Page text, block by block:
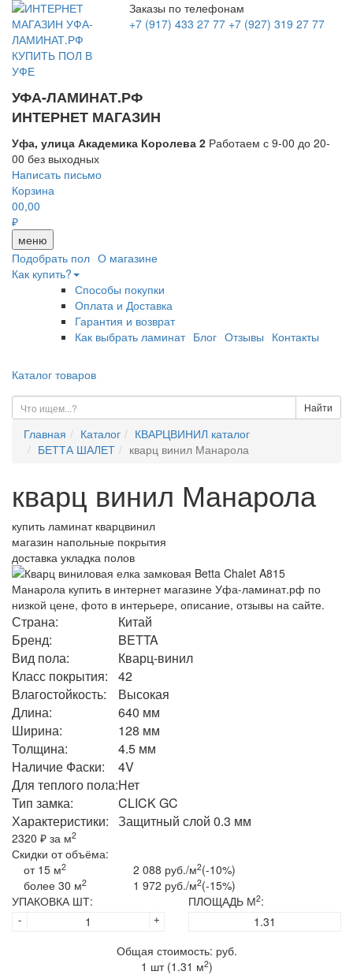
Заказы по телефонам
+7 (917) 433 27 77 +7 (927) 319 27 77
УФА-ЛАМИНАТ.РФ
ИНТЕРНЕТ МАГАЗИН
Уфа, улица Академика Королева 2 Работаем с 9-00 до 20-
00 без выходных
Написать письмо
Корзина
00,00
₽
меню
Подобрать пол О магазине
Как купить?
Способы покупки
Оплата и Доставка
Гарантия и возврат
Как выбрать ламинат Блог Отзывы Контакты
Каталог товаров
Найти
Главная Каталог
КВАРЦВИНИЛ каталог
БЕТТА ШАЛЕТ
кварц винил Манарола
кварц винил Манарола
купить ламинат кварцвинил
магазин напольные покрытия
доставка укладка полов
Страна:
Китай
Бренд:
BETTA
Вид пола:
Кварц-винил
Класс покрытия:
42
Влагостойкость:
Высокая
Длина:
640 мм
Ширина:
128 мм
Толщина:
4.5 мм
Наличие Фаски:
4V
Для теплого пола:Нет
Тип замка:
CLICK GC
Характеристики: Защитный слой 0.3 мм
2320 ₽ за м2
Скидки от объёма:
от 15 м2 2 088 руб./м2(-10%)
более 30 м2 1 972 руб./м2(-15%)
УПАКОВКА ШТ:
+
-
ПЛОЩАДЬ М2:
Общая стоимость: руб.
1 шт (1.31 м2)